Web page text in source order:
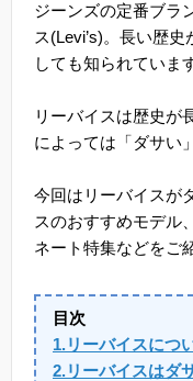
ジーンズの定番ブラ
ス(Levi’s)。長い歴
しても知られていま
リーバイスは歴史が
によっては「ダサい
今回はリーバイスが
スのおすすめモデル
ネート特集などをご
目次
1.リーバイスにつ
2.リーバイスはダ